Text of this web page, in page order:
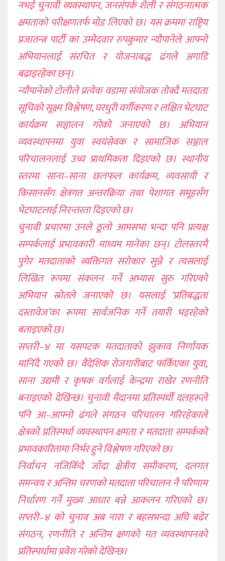
नभई चुनावी व्यवस्थापन, जनसंपर्क शैली र संगठनात्मक
क्षमताको परीक्षणतर्फ मोड लिएको छ। यस क्रममा राष्ट्रिय
प्रजातन्त्र पार्टी का उम्मेदवार रुपकुमार न्यौपानेले आफ्नो
अभियानलाई संरचित र योजनाबद्ध ढंगले अगाडि
बढाइरहेका छन्।
न्यौपानेको टोलीले प्रत्येक वडामा संयोजक तोक्दै मतदाता
सूचिको सूक्ष्म विश्लेषण, घरधुरी वर्गीकरण र लक्षित भेटघाट
कार्यक्रम सञ्चालन गरेको जनाएको छ। अभियान
व्यवस्थापनमा युवा स्वयंसेवक र सामाजिक सञ्जाल
परिचालनलाई उच्च प्राथमिकता दिइएको छ। स्थानीय
स्तरमा साना–साना छलफल कार्यक्रम, व्यवसायी र
किसानसँग क्षेत्रगत अन्तरक्रिया तथा पेशागत समूहसँग
भेटघाटलाई निरन्तरता दिइएको छ।
चुनावी प्रचारमा उनले ठूलो आमसभा भन्दा पनि प्रत्यक्ष
सम्पर्कलाई प्रभावकारी माध्यम मानेका छन्। टोलस्तरमै
पुगेर मतदाताको व्यक्तिगत सरोकार सुन्ने र त्यसलाई
लिखित रूपमा संकलन गर्ने अभ्यास सुरु गरिएको
अभियान स्रोतले जनाएको छ। यसलाई ‘प्रतिबद्धता
दस्तावेज’का रूपमा सार्वजनिक गर्ने तयारी भइरहेको
बताइएको छ।
सप्तरी–४ मा यसपटक मतदाताको झुकाव निर्णायक
मानिँदै गएको छ। वैदेशिक रोजगारीबाट फर्किएका युवा,
साना उद्यमी र कृषक वर्गलाई केन्द्रमा राखेर रणनीति
बनाइएको देखिन्छ। चुनावी मैदानमा प्रतिस्पर्धी दलहरूले
पनि आ–आफ्नो ढंगले संगठन परिचालन गरिरहेकाले
क्षेत्रको प्रतिस्पर्धा व्यवस्थापन क्षमता र मतदाता सम्पर्कको
प्रभावकारितामा निर्भर हुने विश्लेषण गरिएको छ।
निर्वाचन नजिकिँदै जाँदा क्षेत्रीय समीकरण, दलगत
समन्वय र अन्तिम चरणको मतदाता परिचालन नै परिणाम
निर्धारण गर्ने मुख्य आधार बन्ने आकलन गरिएको छ।
सप्तरी–४ को चुनाव अब नारा र बहसभन्दा अघि बढेर
संगठन, रणनीति र अन्तिम क्षणको मत व्यवस्थापनको
प्रतिस्पर्धामा प्रवेश गरेको देखिन्छ।